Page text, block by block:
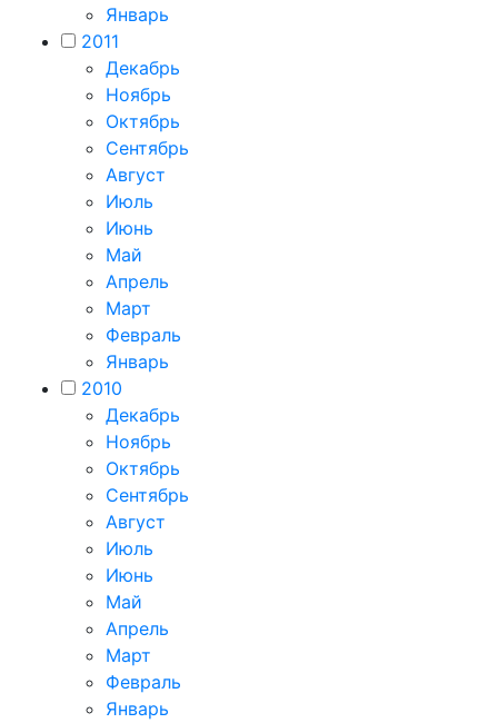
Январь
2011
Декабрь
Ноябрь
Октябрь
Сентябрь
Август
Июль
Июнь
Май
Апрель
Март
Февраль
Январь
2010
Декабрь
Ноябрь
Октябрь
Сентябрь
Август
Июль
Июнь
Май
Апрель
Март
Февраль
Январь